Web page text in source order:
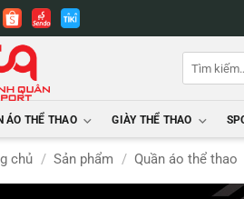
Tìm
ÁO THỂ THAO GIÀY THỂ THAO
chủ / Sản phẩm / Quần áo thể thao